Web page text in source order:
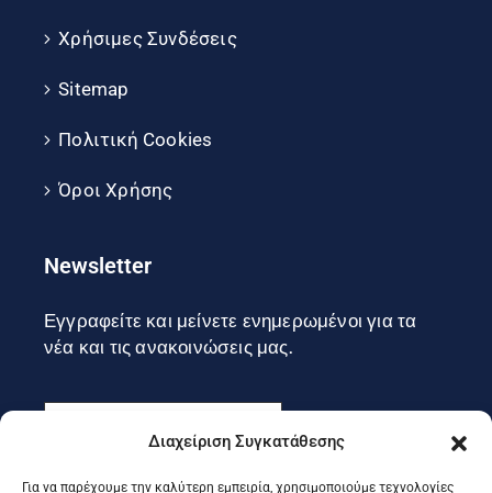
Διαχείριση Συγκατάθεσης
Για να παρέχουμε την καλύτερη εμπειρία, χρησιμοποιούμε τεχνολογίες
Χρήσιμες Συνδέσεις
Sitemap
Πολιτική Cookies
Όροι Χρήσης
Newsletter
Εγγραφείτε και μείνετε ενημερωμένοι για τα
νέα και τις ανακοινώσεις μας.